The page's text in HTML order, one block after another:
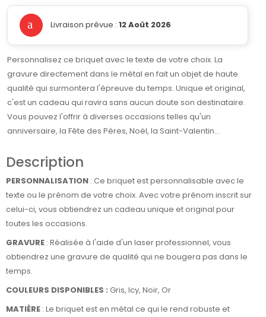
Livraison prévue : 12 Août 2026
Personnalisez ce briquet avec le texte de votre choix. La
gravure directement dans le métal en fait un objet de haute
qualité qui surmontera l'épreuve du temps. Unique et original,
c'est un cadeau qui ravira sans aucun doute son destinataire.
Vous pouvez l'offrir à diverses occasions telles qu'un
anniversaire, la Fête des Pères, Noël, la Saint-Valentin...
Description
PERSONNALISATION : Ce briquet est personnalisable avec le
texte ou le prénom de votre choix. Avec votre prénom inscrit sur
celui-ci, vous obtiendrez un cadeau unique et original pour
toutes les occasions.
GRAVURE : Réalisée à l'aide d'un laser professionnel, vous
obtiendrez une gravure de qualité qui ne bougera pas dans le
temps.
COULEURS DISPONIBLES : Gris, Icy, Noir, Or
MATIÈRE : Le briquet est en métal ce qui le rend robuste et